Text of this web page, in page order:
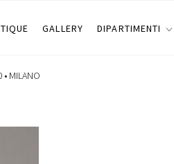
GALLERY DIPARTIMENTI
• MILANO